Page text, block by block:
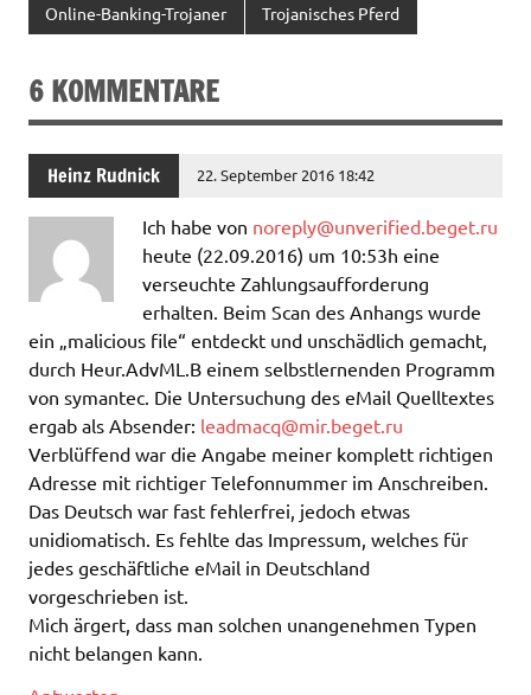
Online-Banking-Trojaner Trojanisches Pferd
6 KOMMENTARE
Heinz Rudnick 22. September 2016 18:42
Ich habe von noreply@unverified.beget.ru
heute (22.09.2016) um 10:53h eine
verseuchte Zahlungsaufforderung
erhalten. Beim Scan des Anhangs wurde
ein „malicious file“ entdeckt und unschädlich gemacht,
durch Heur.AdvML.B einem selbstlernenden Programm
von symantec. Die Untersuchung des eMail Quelltextes
ergab als Absender: leadmacq@mir.beget.ru
Verblüffend war die Angabe meiner komplett richtigen
Adresse mit richtiger Telefonnummer im Anschreiben.
Das Deutsch war fast fehlerfrei, jedoch etwas
unidiomatisch. Es fehlte das Impressum, welches für
jedes geschäftliche eMail in Deutschland
vorgeschrieben ist.
Mich ärgert, dass man solchen unangenehmen Typen
nicht belangen kann.